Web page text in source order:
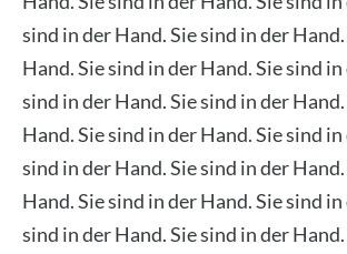
sind in der Hand. Sie sind in der
Hand. Sie sind in der Hand. Sie sind
sind in der Hand. Sie sind in der
Hand. Sie sind in der Hand. Sie sind
sind in der Hand. Sie sind in der
Hand. Sie sind in der Hand. Sie sind
sind in der Hand. Sie sind in der